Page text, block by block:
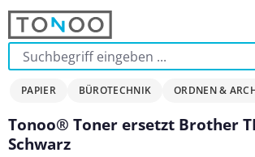
Zum Hauptinhalt springen
PAPIER BÜROTECHNIK ORDNEN &
Tonoo® Toner ersetzt Brother
Schwarz